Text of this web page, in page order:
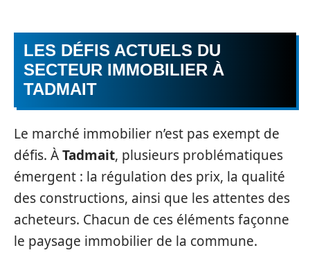
LES DÉFIS ACTUELS DU
SECTEUR IMMOBILIER À
TADMAIT
Le marché immobilier n’est pas exempt de
défis. ÀTadmait, plusieurs problématiques
émergent : la régulation des prix, la qualité
des constructions, ainsi que les attentes des
acheteurs. Chacun de ces éléments façonne
le paysage immobilier de la commune.